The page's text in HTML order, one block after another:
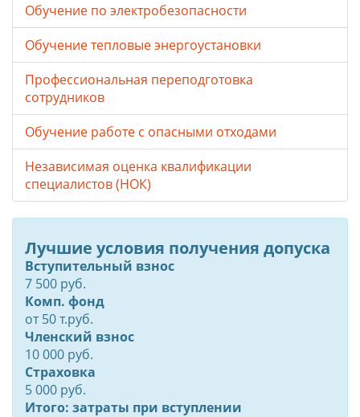
Обучение по электробезопасности
Обучение тепловые энергоустановки
Профессиональная переподготовка
сотрудников
Обучение работе с опасными отходами
Независимая оценка квалификации
специалистов (НОК)
Лучшие условия получения допуска
Вступительный взнос
7 500 руб.
Комп. фонд
от50т.руб.
Членский взнос
10 000 руб.
Страховка
5 000 руб.
Итого: затраты при вступлении